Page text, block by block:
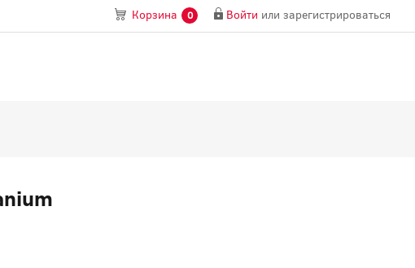
Корзина 0 Войти или зарегистрироваться